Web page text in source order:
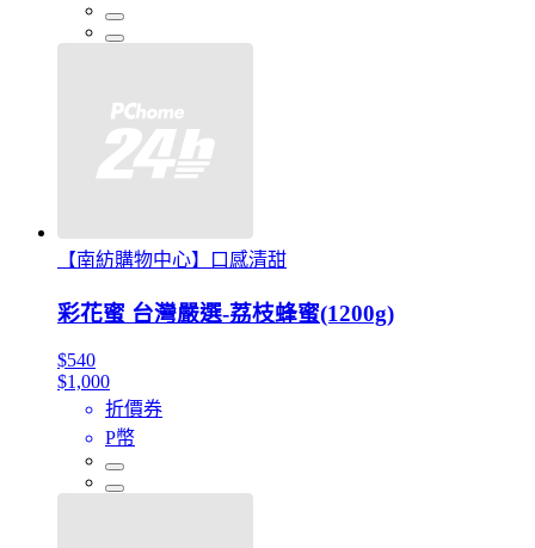
【南紡購物中心】口感清甜
彩花蜜 台灣嚴選-荔枝蜂蜜(1200g)
$540
$1,000
折價券
P幣